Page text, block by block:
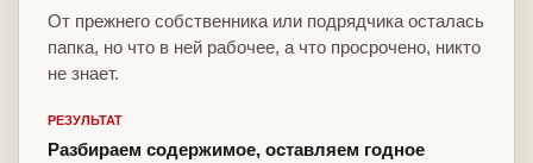
От прежнего собственника или подрядчика осталась
папка, но что в ней рабочее, а что просрочено, никто
не знает.
РЕЗУЛЬТАТ
Разбираем содержимое, оставляем годное